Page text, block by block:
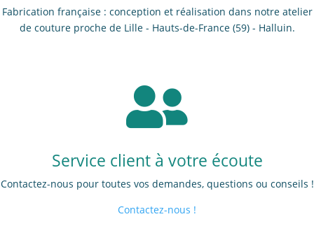
Fabrication française : conception et réalisation dans notre atelier
de couture proche de Lille - Hauts-de-France (59) - Halluin.

Service client à votre écoute
Contactez-nous pour toutes vos demandes, questions ou conseils !
Contactez-nous !